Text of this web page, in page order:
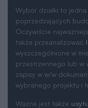
Wybór działki to
poprzedzających
Oczywiście
także przeanalizować
wyszczególnione w
przestrzennego lub w
zapisy w w/w
wybranego projektu i
Ważne jest także